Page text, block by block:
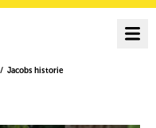
Jacobs historie